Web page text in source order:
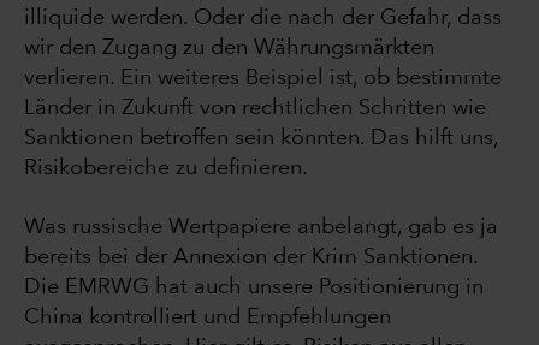
illiquide werden. Oder die nach der Gefahr, dass
wir den Zugang zu den Währungsmärkten
verlieren. Ein weiteres Beispiel ist, ob bestimmte
Länder in Zukunft von rechtlichen Schritten wie
Sanktionen betroffen sein könnten. Das hilft uns,
Risikobereiche zu definieren.
Was russische Wertpapiere anbelangt, gab es ja
bereits bei der Annexion der Krim Sanktionen.
Die EMRWG hat auch unsere Positionierung in
China kontrolliert und Empfehlungen